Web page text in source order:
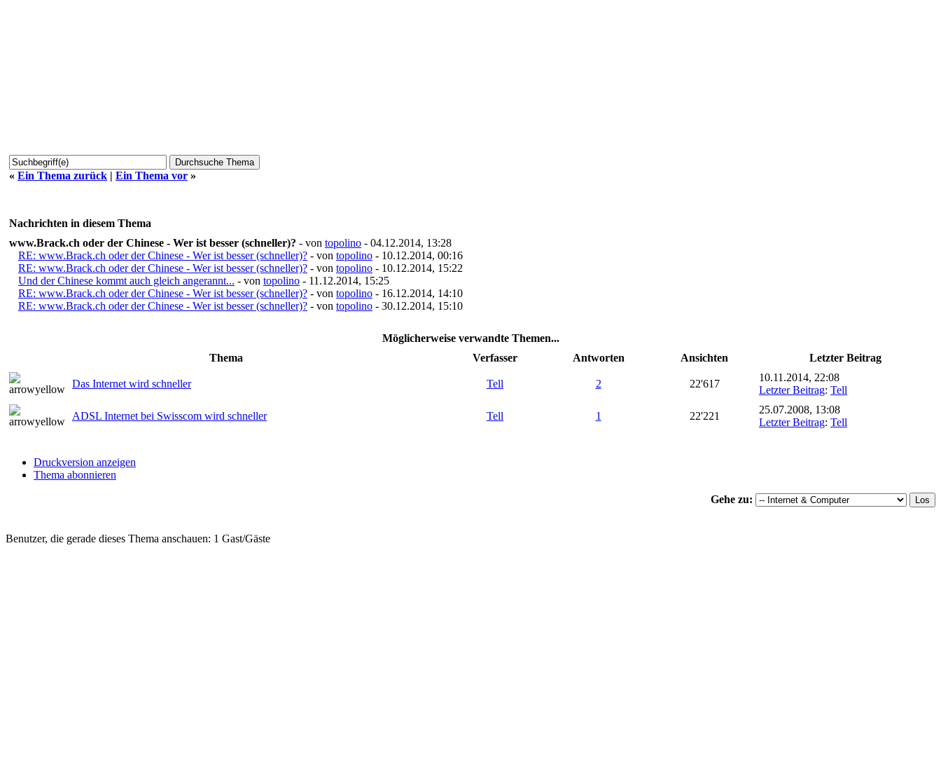
« Ein Thema zurück | Ein Thema vor »
Nachrichten in diesem Thema
www.Brack.ch oder der Chinese - Wer ist besser (schneller)? - von topolino - 04.12.2014, 13:28
RE: www.Brack.ch oder der Chinese - Wer ist besser (schneller)? - von topolino - 10.12.2014, 00:16
RE: www.Brack.ch oder der Chinese - Wer ist besser (schneller)? - von topolino - 10.12.2014, 15:22
Und der Chinese kommt auch gleich angerannt... - von topolino - 11.12.2014, 15:25
RE: www.Brack.ch oder der Chinese - Wer ist besser (schneller)? - von topolino - 16.12.2014, 14:10
RE: www.Brack.ch oder der Chinese - Wer ist besser (schneller)? - von topolino - 30.12.2014, 15:10
Möglicherweise verwandte Themen...
Thema
Verfasser Antworten Ansichten Letzter Beitrag
Das Internet wird schneller Tell 2 22'617
10.11.2014, 22:08
Letzter Beitrag: Tell
ADSL Internet bei Swisscom wird schneller Tell 1 22'221
25.07.2008, 13:08
Letzter Beitrag: Tell
Druckversion anzeigen
Thema abonnieren
Gehe zu:
Benutzer, die gerade dieses Thema anschauen: 1 Gast/Gäste